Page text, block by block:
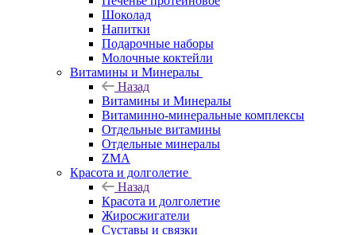
Шоколад
Напитки
Подарочные наборы
Молочные коктейли
Витамины и Минералы
Назад
Витамины и Минералы
Витаминно-минеральные комплексы
Отдельные витамины
Отдельные минералы
ZMA
Красота и долголетие
Назад
Красота и долголетие
Жиросжигатели
Суставы и связки